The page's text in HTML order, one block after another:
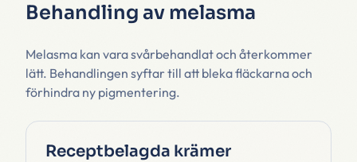
Behandling av melasma
Melasma kan vara svårbehandlat och återkommer
lätt. Behandlingen syftar till att bleka fläckarna och
förhindra ny pigmentering.
Receptbelagda krämer